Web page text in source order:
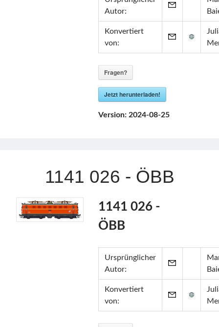
Autor:
Konvertiert
von:
Fragen?
Jetzt herunterladen!
Version: 2024-08-25
1141 026 - ÖBB
1141 026 -
ÖBB
Ursprünglicher
Autor:
Konvertiert
von: